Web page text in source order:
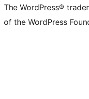
The WordPress®
of the WordPress